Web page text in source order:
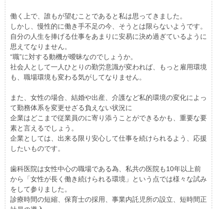
働く上で、誰もが望むことであると私は思ってきました。
しかし、慢性的に働き手不足の今、そうとは限らないようです。
自分の人生を捧げる仕事をあまりに安易に決め過ぎているように
思えてなりません。
“職”に対する動機が曖昧なのでしょうか。
社会人として一人ひとりの勤労意識が変われば、もっと雇用環境
も、職場環境も変わる気がしてなりません。
また、女性の場合、結婚や出産、介護など私的環境の変化によっ
て勤務体系を変更せざる負えない状況に
企業はどこまで従業員のに寄り添うことができるかも、重要な要
素と言えるでしょう。
企業としては、出来る限り安心して仕事を続けられるよう、応援
したいものです。
歯科医院は女性中心の職場である為、私共の医院も10年以上前
から「女性が長く働き続けられる環境」という点では様々な試み
をして参りました。
診療時間の短縮、保育士の採用、事業内託児所の設立、短時間正